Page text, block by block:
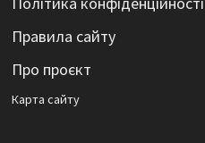
Правила сайту
Про проєкт
Карта сайтy